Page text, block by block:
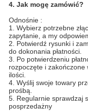
4. Jak mogę zamówić?
Odnośnie :
1. Wybierz potrzebne
zapytanie, a my
2. Potwierdź rysunki i
do dokonania płatności.
3. Po potwierdzeniu
rozpoczęte i
ilości.
4. Wyślij swoje towary
prośbą.
5. Regularnie sprawdzaj
posprzedażny